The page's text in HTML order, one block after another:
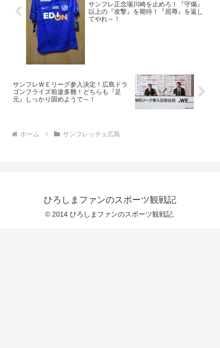
サンフレ正念場川崎を止めろ！『守備』
以上の『攻撃』を期待！『屈辱』を返し
てやれ～！
サンフレＷＥリーグ参入決定！広島ドラ
ゴンフライズ前途多難！どちらも『足
元』しっかり固めようで～！
ホーム サンフレッチェ広島
ひろしまファンのスポーツ観戦記
© 2014 ひろしまファンのスポーツ観戦記.